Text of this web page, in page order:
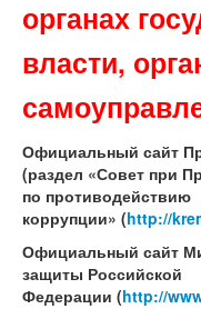
органах
власти,
Официальный сайт
(раздел «Совет при
по противодействию
коррупции» (http://
Официальный сайт
защиты Российской
Федерации (http://